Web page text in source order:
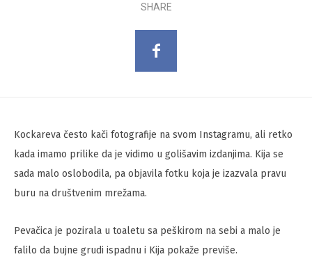
SHARE
Kockareva često kači fotografije na svom Instagramu, ali retko
kada imamo prilike da je vidimo u golišavim izdanjima. Kija se
sada malo oslobodila, pa objavila fotku koja je izazvala pravu
buru na društvenim mrežama.
Pevačica je pozirala u toaletu sa peškirom na sebi a malo je
falilo da bujne grudi ispadnu i Kija pokaže previše.